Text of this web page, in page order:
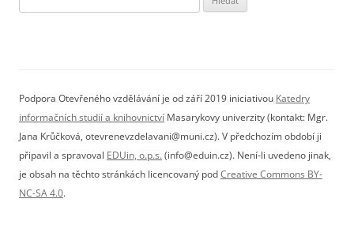
Podpora Otevřeného vzdělávání je od září 2019 iniciativou Katedry
informačních studií a knihovnictví Masarykovy univerzity (kontakt: Mgr.
Jana Krůčková, otevrenevzdelavani@muni.cz). V předchozím období ji
připavil a spravoval EDUin, o.p.s. (info@eduin.cz). Není-li uvedeno jinak,
je obsah na těchto stránkách licencovaný podCreative Commons BY-
NC-SA 4.0.